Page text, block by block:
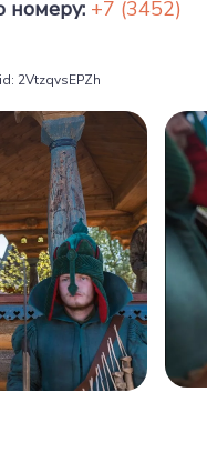
номеру: +7 (3452)
2VtzqvsEPZh